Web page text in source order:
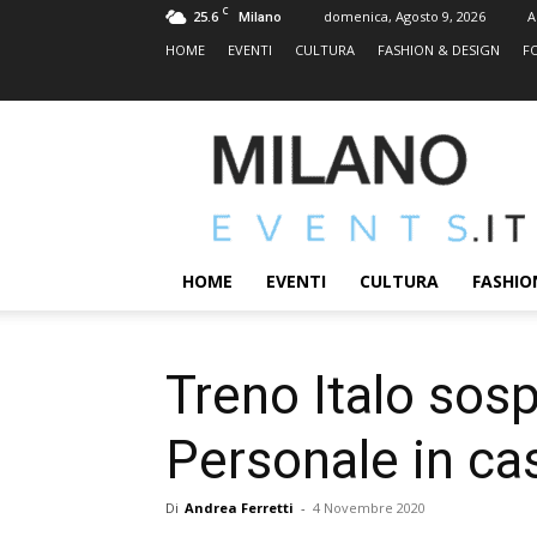
25.6 C Milano domenica, Agosto 9, 2026
HOME
EVENTI CULTURA FASHION & DESIGN
MILANOEVENTS.IT
|
2.0
ed
Eventi
HOME EVENTI CULTURA
Treno Italo
Personale in
Di Andrea Ferretti - 4 Novembre 2020